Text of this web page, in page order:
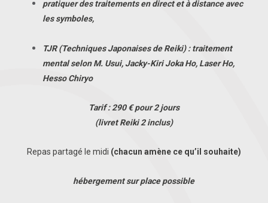
pratiquer des traitements en direct et à distance avec
les symboles,
TJR (Techniques Japonaises de Reiki) : traitement
mental selon M. Usui, Jacky-Kiri Joka Ho, Laser Ho,
Hesso Chiryo
Tarif : 290 € pour 2 jours
(livret Reiki 2 inclus)
Repas partagé le midi (chacun amène ce qu’il souhaite)
hébergement sur place possible